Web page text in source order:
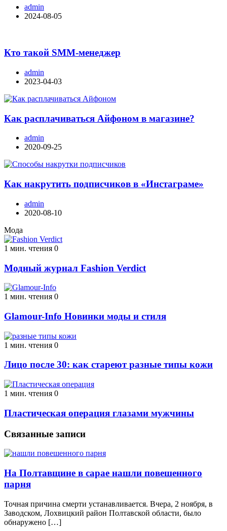
admin
2024-08-05
Кто такой SMM-менеджер
admin
2023-04-03
Как расплачиваться Айфоном в магазине?
admin
2020-09-25
Как накрутить подписчиков в «Инстаграме»
admin
2020-08-10
Мода
1 мин. чтения 0
Модный журнал Fashion Verdict
1 мин. чтения 0
Glamour-Info Новинки моды и стиля
1 мин. чтения 0
Лицо после 30: как стареют разные типы кожи
1 мин. чтения 0
Пластическая операция глазами мужчины
Связанные записи
На Полтавщине в сарае нашли повешенного
парня
Точная причина смерти устанавливается. Вчера, 2 ноября, в
Заводском, Лохвицкий район Полтавской области, было
обнаружено […]